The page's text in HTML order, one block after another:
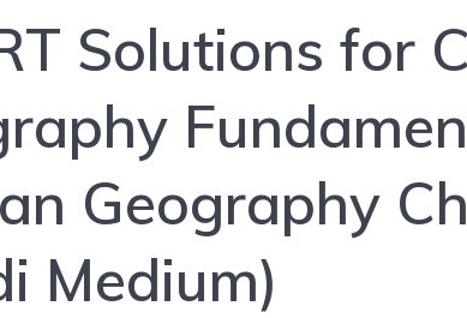
Solutions for
Geography
Medium)